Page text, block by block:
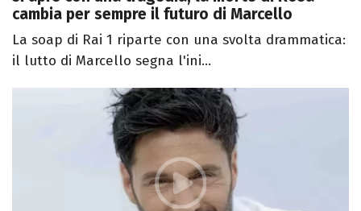
cambia per sempre il futuro di Marcello
La soap di Rai 1 riparte con una svolta drammatica:
il lutto di Marcello segna l'ini...